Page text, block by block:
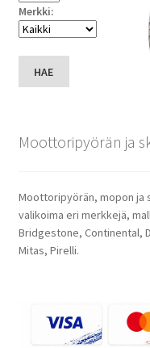
Merkki:
HAE
Moottoripyörän ja
Moottoripyörän, mopon ja
valikoima eri merkkejä,
Bridgestone, Continental,
Mitas, Pirelli.